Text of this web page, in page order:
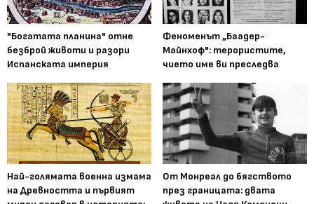
"Богатата планина" отне
безброй животи и разори
Испанската империя
Феноменът „Баадер-
Майнхоф": терористите,
чието име ви преследва
Най-голямата военна измама
на Древността и първият
От Монреал до бягството
през границата: двата